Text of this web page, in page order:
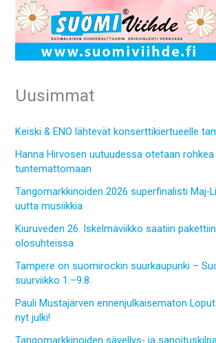
Uusimmat
Keiski & ENO lähtevät konserttikiertueelle
Hanna Hirvosen uutuudessa otetaan rohkea
tuntemattomaan
Tangomarkkinoiden 2026 superfinalisti Maj-
uutta musiikkia
Kiuruveden 26. Iskelmäviikko saatiin
olosuhteissa
Tampere on suomirockin suurkaupunki –
suurviikko 1.–9.8.
Pauli Mustajärven ennenjulkaisematon
nyt julki!
Tangomarkkinoiden sävellys- ja